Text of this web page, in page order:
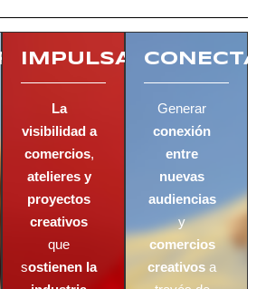
IMPULSAR
La
visibilidad a
comercios,
atelieres y
proyectos
creativos
que
sostienen la
Generar
conexión
entre
nuevas
audiencias
y
comercios
creativos a